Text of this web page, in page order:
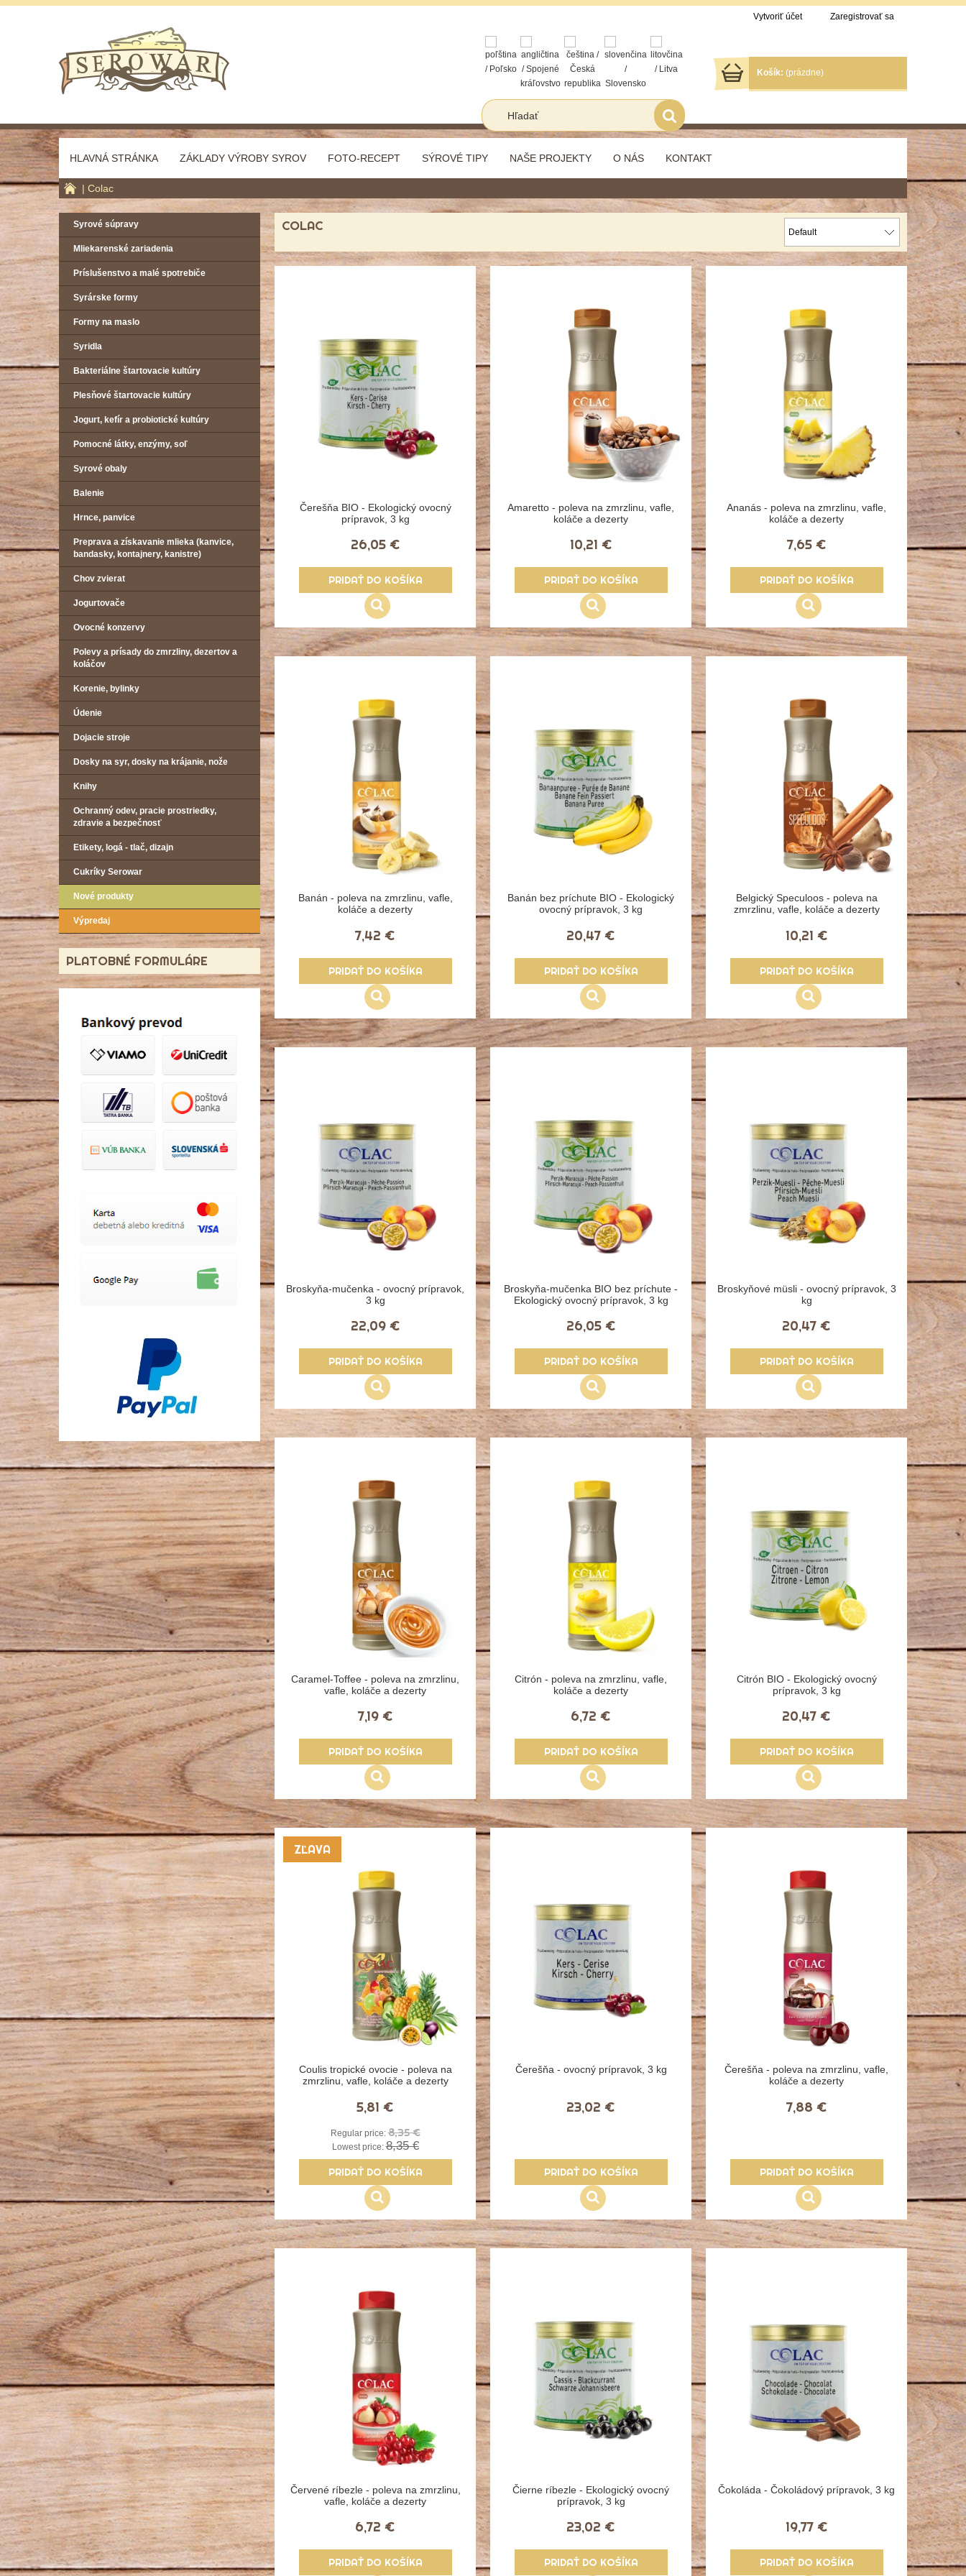
Vytvoriť účet Zaregistrovať sa
Košík: (prázdne)
HLAVNÁ STRÁNKA ZÁKLADY VÝROBY SYROV FOTO-RECEPT SÝROVÉ TIPY NAŠE PROJEKTY O NÁS KONTAKT
Colac
Syrové súpravy
Mliekarenské zariadenia
Príslušenstvo a malé spotrebiče
Syrárske formy
Formy na maslo
Syridla
Bakteriálne štartovacie kultúry
Plesňové štartovacie kultúry
Jogurt, kefír a probiotické kultúry
Pomocné látky, enzýmy, soľ
Syrové obaly
Balenie
Hrnce, panvice
Preprava a získavanie mlieka (kanvice,
bandasky, kontajnery, kanistre)
Chov zvierat
Jogurtovače
Ovocné konzervy
Polevy a prísady do zmrzliny, dezertov a
koláčov
Korenie, bylinky
Údenie
Dojacie stroje
Dosky na syr, dosky na krájanie, nože
Knihy
Ochranný odev, pracie prostriedky,
zdravie a bezpečnosť
Etikety, logá - tlač, dizajn
Cukríky Serowar
Nové produkty
Výpredaj
PLATOBNÉ FORMULÁRE
COLAC
Čerešňa BIO - Ekologický ovocný
prípravok, 3 kg
26,05 €
PRIDAŤ DO KOŠÍKA
Amaretto - poleva na zmrzlinu, vafle,
koláče a dezerty
10,21 €
PRIDAŤ DO KOŠÍKA
Ananás - poleva na zmrzlinu, vafle,
koláče a dezerty
7,65 €
PRIDAŤ DO KOŠÍKA
Banán - poleva na zmrzlinu, vafle,
koláče a dezerty
7,42 €
PRIDAŤ DO KOŠÍKA
Banán bez príchute BIO - Ekologický
ovocný prípravok, 3 kg
20,47 €
PRIDAŤ DO KOŠÍKA
Belgický Speculoos - poleva na
zmrzlinu, vafle, koláče a dezerty
10,21 €
PRIDAŤ DO KOŠÍKA
Broskyňa-mučenka - ovocný prípravok,
3 kg
22,09 €
PRIDAŤ DO KOŠÍKA
Broskyňa-mučenka BIO bez príchute -
Ekologický ovocný prípravok, 3 kg
26,05 €
PRIDAŤ DO KOŠÍKA
Broskyňové müsli - ovocný prípravok, 3
kg
20,47 €
PRIDAŤ DO KOŠÍKA
Caramel-Toffee - poleva na zmrzlinu,
vafle, koláče a dezerty
7,19 €
PRIDAŤ DO KOŠÍKA
Citrón - poleva na zmrzlinu, vafle,
koláče a dezerty
6,72 €
PRIDAŤ DO KOŠÍKA
Citrón BIO - Ekologický ovocný
prípravok, 3 kg
20,47 €
PRIDAŤ DO KOŠÍKA
Coulis tropické ovocie - poleva na
zmrzlinu, vafle, koláče a dezerty
5,81 €
Regular price:8,35 €
Lowest price:8,35 €
PRIDAŤ DO KOŠÍKA
ZĽAVA
Čerešňa - ovocný prípravok, 3 kg
23,02 €
PRIDAŤ DO KOŠÍKA
Čerešňa - poleva na zmrzlinu, vafle,
koláče a dezerty
7,88 €
PRIDAŤ DO KOŠÍKA
Červené ríbezle - poleva na zmrzlinu,
vafle, koláče a dezerty
6,72 €
PRIDAŤ DO KOŠÍKA
Čierne ríbezle - Ekologický ovocný
prípravok, 3 kg
23,02 €
PRIDAŤ DO KOŠÍKA
Čokoláda - Čokoládový prípravok, 3 kg
19,77 €
PRIDAŤ DO KOŠÍKA